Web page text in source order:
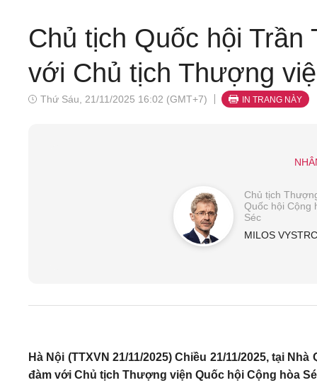
Chủ tịch Quốc hội
với Chủ tịch Thượng
Thứ Sáu, 21/11/2025 16:02 (GMT+7) IN TRANG NÀY
Chủ tịch
Quốc hội Cộng
Séc
MILOS
Hà Nội (TTXVN 21/11/2025) Chiều 21/11/2025, tại
đàm với Chủ tịch Thượng viện Quốc hội Cộng hòa